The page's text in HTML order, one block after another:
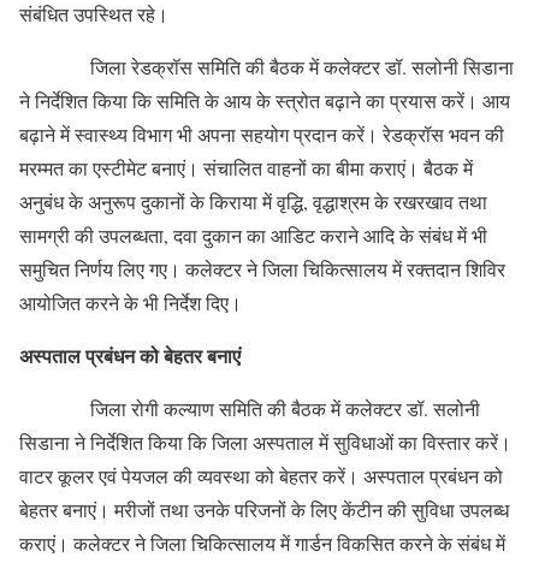
संबंधित उपस्थित रहे।
जिला रेडक्रॉस समिति की बैठक में कलेक्टर डॉ. सलोनी सिडाना
ने निर्देशित किया कि समिति के आय के स्त्रोत बढ़ाने का प्रयास करें। आय
बढ़ाने में स्वास्थ्य विभाग भी अपना सहयोग प्रदान करें। रेडक्रॉस भवन की
मरम्मत का एस्टीमेट बनाएं। संचालित वाहनों का बीमा कराएं। बैठक में
अनुबंध के अनुरूप दुकानों के किराया में वृद्धि, वृद्धाश्रम के रखरखाव तथा
सामग्री की उपलब्धता, दवा दुकान का आडिट कराने आदि के संबंध में भी
समुचित निर्णय लिए गए। कलेक्टर ने जिला चिकित्सालय में रक्तदान शिविर
आयोजित करने के भी निर्देश दिए।
अस्पताल प्रबंधन को बेहतर बनाएं
जिला रोगी कल्याण समिति की बैठक में कलेक्टर डॉ. सलोनी
सिडाना ने निर्देशित किया कि जिला अस्पताल में सुविधाओं का विस्तार करें।
वाटर कूलर एवं पेयजल की व्यवस्था को बेहतर करें। अस्पताल प्रबंधन को
बेहतर बनाएं। मरीजों तथा उनके परिजनों के लिए केंटीन की सुविधा उपलब्ध
कराएं। कलेक्टर ने जिला चिकित्सालय में गार्डन विकसित करने के संबंध में